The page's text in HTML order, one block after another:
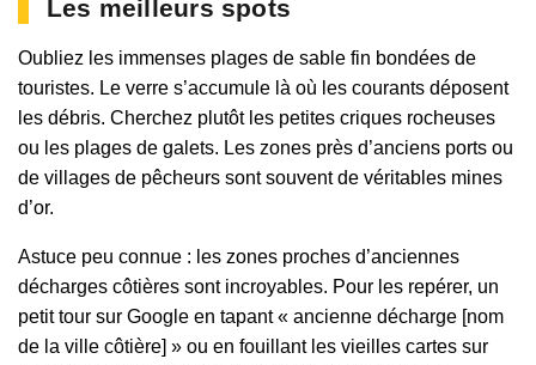
Les meilleurs spots
Oubliez les immenses plages de sable fin bondées de
touristes. Le verre s’accumule là où les courants déposent
les débris. Cherchez plutôt les petites criques rocheuses
ou les plages de galets. Les zones près d’anciens ports ou
de villages de pêcheurs sont souvent de véritables mines
d’or.
Astuce peu connue : les zones proches d’anciennes
décharges côtières sont incroyables. Pour les repérer, un
petit tour sur Google en tapant « ancienne décharge [nom
de la ville côtière] » ou en fouillant les vieilles cartes sur